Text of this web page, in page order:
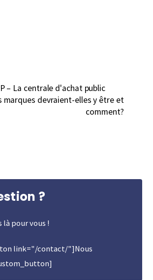
– La centrale d'achat public
marques devraient-elles y être et
comment?
?
là pour vous !
link="/contact/"]Nous